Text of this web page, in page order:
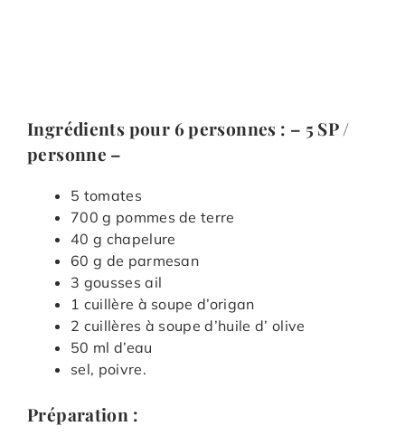
Ingrédients pour 6 personnes : – 5 SP /
personne –
5 tomates
700 g pommes de terre
40 g chapelure
60 g de parmesan
3 gousses ail
1 cuillère à soupe d’origan
2 cuillères à soupe d’huile d’ olive
50 ml d’eau
sel, poivre.
Préparation :